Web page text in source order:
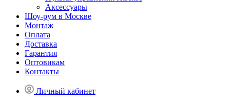
Аксессуары
Шоу-рум в Москве
Монтаж
Оплата
Доставка
Гарантия
Оптовикам
Контакты
Личный кабинет